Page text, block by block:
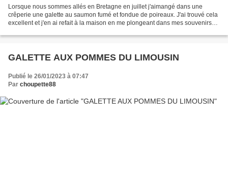
Lorsque nous sommes allés en Bretagne en juillet j'aimangé dans une
crêperie une galette au saumon fumé et fondue de poireaux. J'ai trouvé cela
excellent et j'en ai refait à la maison en me plongeant dans mes souvenirs
GALETTE AUX POMMES DU LIMOUSIN
Publié le 26/01/2023 à 07:47
Par choupette88